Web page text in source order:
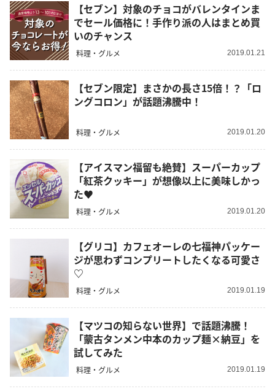
【セブン】対象のチョコがバレンタインま
でセール価格に！手作り派の人はまとめ買
いのチャンス
料理・グルメ 2019.01.21
【セブン限定】まさかの長さ15倍！？「ロ
ングコロン」が話題沸騰中！
料理・グルメ 2019.01.20
【アイスマン福留も絶賛】スーパーカップ
「紅茶クッキー」が想像以上に美味しかっ
た♥
料理・グルメ 2019.01.20
【グリコ】カフェオーレの七福神パッケー
ジが思わずコンプリートしたくなる可愛さ
♡
料理・グルメ 2019.01.19
【マツコの知らない世界】で話題沸騰！
「蒙古タンメン中本のカップ麺×納豆」を
試してみた
料理・グルメ 2019.01.19